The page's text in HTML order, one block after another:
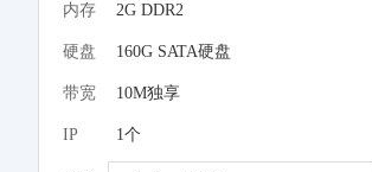
内存 2G DDR2
硬盘 160G SATA硬盘
带宽 10M独享
IP 1个